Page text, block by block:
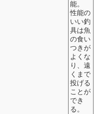
能。
性能の
いい釣
具は魚
の食い
つきが
よくな
り、遠
くまで
投げる
ことが
でき
る。